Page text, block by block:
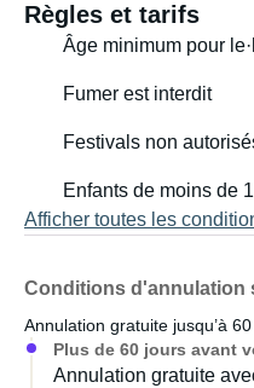
Règles et tarifs
Âge minimum pour
Fumer est interdit
Festivals non
Enfants de moins de
Afficher toutes les
Conditions d'annulation
Annulation gratuite jusqu’à
Plus de 60 jours avant
Annulation gratuite